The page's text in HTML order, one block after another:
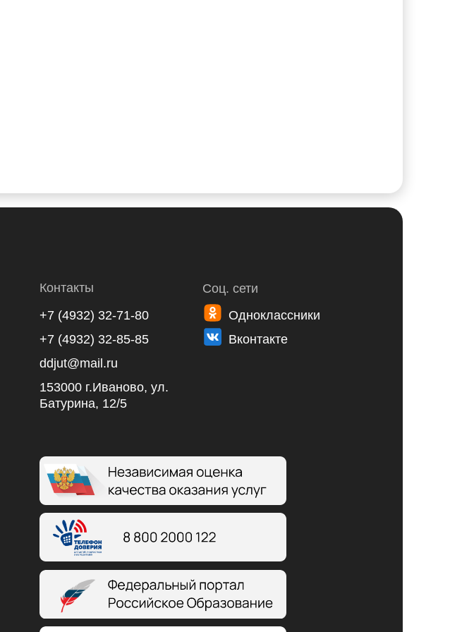
Вконтакте
Соц. сети
Одноклассники
Контакты
153000 г.Иваново, ул.
Батурина, 12/5
+7 (4932) 32-71-80
+7 (4932) 32-85-85
ddjut@mail.ru